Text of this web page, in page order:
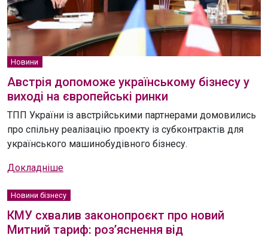
Новини
Австрія допоможе українському бізнесу у
виході на європейські ринки
ТПП України із австрійськими партнерами домовились
про спільну реалізацію проекту із субконтрактів для
українського машинобудівного бізнесу.
Докладніше
Новини бізнесу
КМУ схвалив законопроєкт про новий
Митний тариф: роз’яснення від